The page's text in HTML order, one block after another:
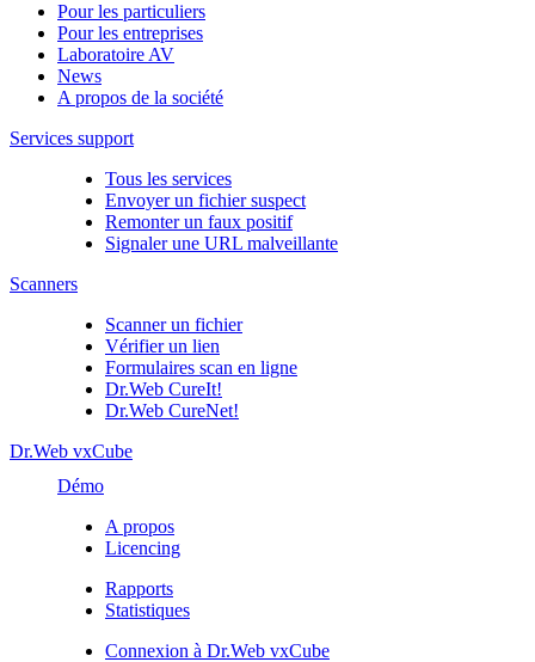
Pour les particuliers
Pour les entreprises
Laboratoire AV
News
A propos de la société
Services support
Tous les services
Envoyer un fichier suspect
Remonter un faux positif
Signaler une URL malveillante
Scanners
Scanner un fichier
Vérifier un lien
Formulaires scan en ligne
Dr.Web CureIt!
Dr.Web CureNet!
Dr.Web vxCube
Démo
A propos
Licencing
Rapports
Statistiques
Connexion à Dr.Web vxCube